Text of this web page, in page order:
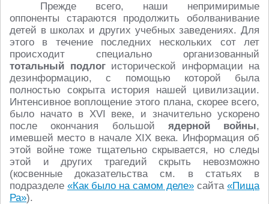
Прежде всего, наши непримиримые
оппоненты стараются продолжить оболванивание
детей в школах и других учебных заведениях. Для
этого в течение последних нескольких сот лет
происходит специально организованный
тотальный подлогисторической информации на
дезинформацию, с помощью которой была
полностью сокрыта история нашей цивилизации.
Интенсивное воплощение этого плана, скорее всего,
было начато в XVI веке, и значительно ускорено
после окончания большой ядерной войны,
имевшей место в начале XIX века. Информация об
этой войне тоже тщательно скрывается, но следы
этой и других трагедий скрыть невозможно
(косвенные доказательства см. в статьях в
подразделе «Как было на самом деле» сайта «Пища
Ра»).